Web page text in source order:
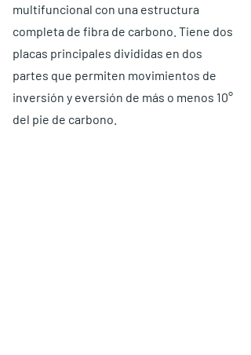
multifuncional con una estructura
completa de fibra de carbono. Tiene dos
placas principales divididas en dos
partes que permiten movimientos de
inversión y eversión de más o menos 10°
del pie de carbono.